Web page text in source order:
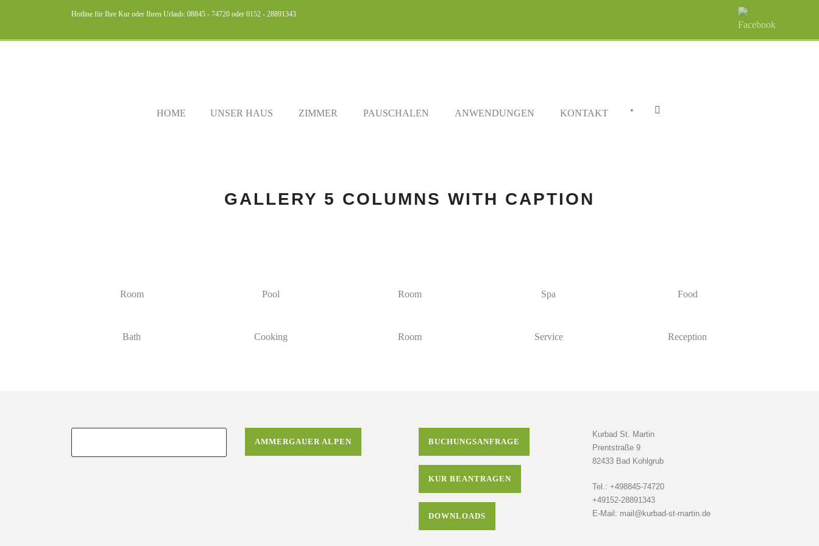
Hotline für Ihre Kur oder Ihren Urlaub: 08845 - 74720 oder 0152 - 28891343
HOME UNSER HAUS ZIMMER PAUSCHALEN ANWENDUNGEN KONTAKT •
GALLERY 5 COLUMNS WITH CAPTION
Room Pool Room Spa Food
Bath Cooking Room Service Reception
AMMERGAUER ALPEN BUCHUNGSANFRAGE
KUR BEANTRAGEN
DOWNLOADS
Kurbad St. Martin
Prentstraße 9
82433 Bad Kohlgrub
Tel.: +498845-74720
+49152-28891343
E-Mail: mail@kurbad-st-martin.de